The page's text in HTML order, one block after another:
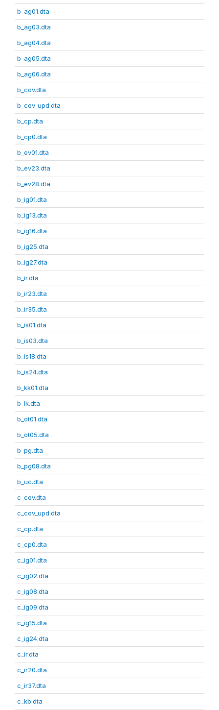
b_ag01.dta
b_ag03.dta
b_ag04.dta
b_ag05.dta
b_ag06.dta
b_cov.dta
b_cov_upd.dta
b_cp.dta
b_cp0.dta
b_ev01.dta
b_ev23.dta
b_ev28.dta
b_ig01.dta
b_ig13.dta
b_ig16.dta
b_ig25.dta
b_ig27.dta
b_ir.dta
b_ir23.dta
b_ir35.dta
b_is01.dta
b_is03.dta
b_is18.dta
b_is24.dta
b_kk01.dta
b_lk.dta
b_ot01.dta
b_ot05.dta
b_pg.dta
b_pg08.dta
b_uc.dta
c_cov.dta
c_cov_upd.dta
c_cp.dta
c_cp0.dta
c_ig01.dta
c_ig02.dta
c_ig08.dta
c_ig09.dta
c_ig15.dta
c_ig24.dta
c_ir.dta
c_ir20.dta
c_ir37.dta
c_kb.dta